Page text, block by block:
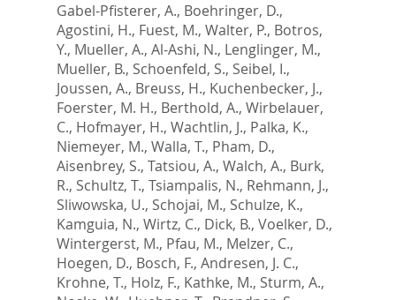
Gabel-Pfisterer, A., Boehringer, D.,
Agostini, H., Fuest, M., Walter, P., Botros,
Y., Mueller, A., Al-Ashi, N., Lenglinger, M.,
Mueller, B., Schoenfeld, S., Seibel, I.,
Joussen, A., Breuss, H., Kuchenbecker, J.,
Foerster, M. H., Berthold, A., Wirbelauer,
C., Hofmayer, H., Wachtlin, J., Palka, K.,
Niemeyer, M., Walla, T., Pham, D.,
Aisenbrey, S., Tatsiou, A., Walch, A., Burk,
R., Schultz, T., Tsiampalis, N., Rehmann, J.,
Sliwowska, U., Schojai, M., Schulze, K.,
Kamguia, N., Wirtz, C., Dick, B., Voelker, D.,
Wintergerst, M., Pfau, M., Melzer, C.,
Hoegen, D., Bosch, F., Andresen, J. C.,
Krohne, T., Holz, F., Kathke, M., Sturm, A.,